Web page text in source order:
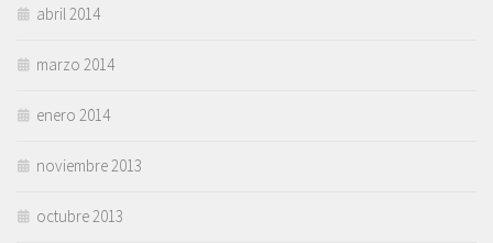
abril 2014
marzo 2014
enero 2014
noviembre 2013
octubre 2013